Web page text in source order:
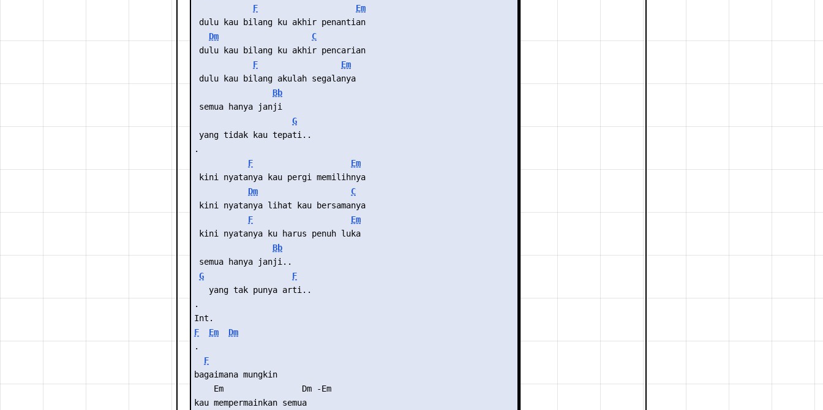
F
Em
dulu kau bilang ku akhir penantian
Dm
C
dulu kau bilang ku akhir pencarian
F
Em
dulu kau bilang akulah segalanya
Bb
semua hanya janji
G
yang tidak kau tepati..
.
F
Em
kini nyatanya kau pergi memilihnya
Dm
C
kini nyatanya lihat kau bersamanya
F
Em
kini nyatanya ku harus penuh luka
Bb
semua hanya janji..
G
F
   yang tak punya arti..
.
Int.
F
Em
Dm
.
F
bagaimana mungkin
    Em                Dm -Em
kau mempermainkan semua